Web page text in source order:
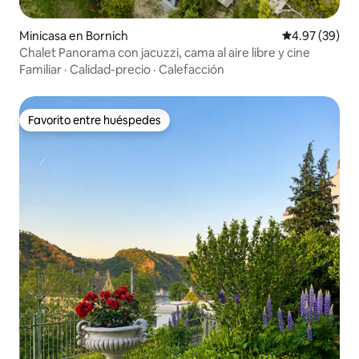
Minicasa en Bornich Calificación
4.97 (39)
Chalet Panorama con jacuzzi, cama al aire libre y cine
Familiar · Calidad-precio · Calefacción
Favorito entre huéspedes
Favorito entre huéspedes